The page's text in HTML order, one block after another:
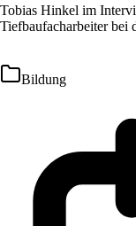
Tobias Hinkel im
Tiefbaufacharbeiter
Bildung